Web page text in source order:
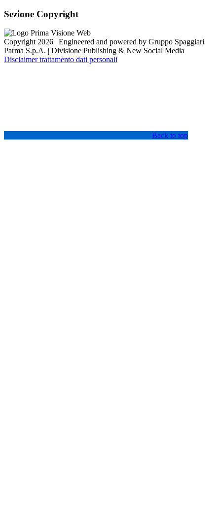
Sezione Copyright
Copyright 2026 | Engineered and powered by Gruppo Spaggiari
Parma S.p.A. | Divisione Publishing & New Social Media
Disclaimer trattamento dati personali
Back to top